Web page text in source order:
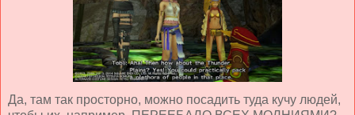
Да, там так просторно, можно посадить туда кучу людей,